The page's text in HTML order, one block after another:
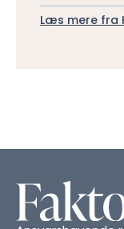
Læs mere fra